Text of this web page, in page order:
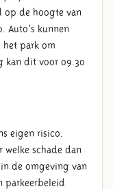
op de hoogte van
Auto’s kunnen
het park om
kan dit voor 09.30
eigen risico.
welke schade dan
de omgeving van
parkeerbeleid